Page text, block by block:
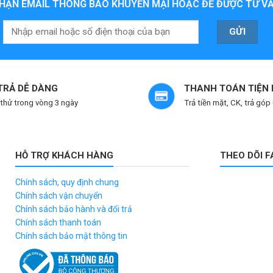
EMAIL THÔNG BÁO KHUYẾN MẠI HOẶC ĐỂ ĐƯỢC TƯ
DỄ DÀNG
trong vòng 3 ngày
THANH TOÁN TIỆN
Trả tiền mặt, CK, trả góp
HỖ TRỢ KHÁCH HÀNG
Chính sách, quy định chung
Chính sách vận chuyển
Chính sách bảo hành và đổi trả
Chính sách thanh toán
Chính sách bảo mật thông tin
THEO DÕI